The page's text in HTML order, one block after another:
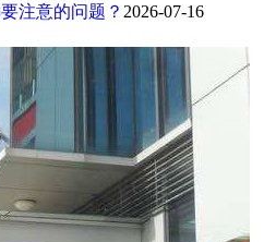
注意的问题？ 2026-07-16